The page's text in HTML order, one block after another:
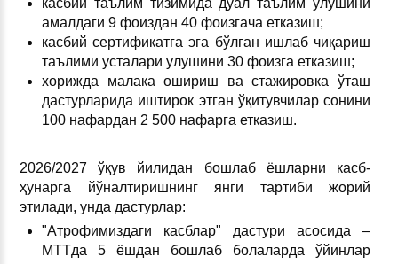
касбий таълим тизимида дуал таълим улушини
амалдаги 9 фоиздан 40 фоизгача етказиш;
касбий сертификатга эга бўлган ишлаб чиқариш
таълими усталари улушини 30 фоизга етказиш;
хорижда малака ошириш ва стажировка ўташ
дастурларида иштирок этган ўқитувчилар сонини
100 нафардан 2 500 нафарга етказиш.
2026/2027 ўқув йилидан бошлаб ёшларни касб-
ҳунарга йўналтиришнинг янги тартиби жорий
этилади, унда дастурлар:
"Атрофимиздаги касблар" дастури асосида –
МТТда 5 ёшдан бошлаб болаларда ўйинлар